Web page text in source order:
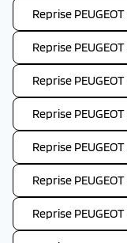
Reprise
Reprise
Reprise
Reprise PEUGEOT
Reprise
Reprise
Reprise